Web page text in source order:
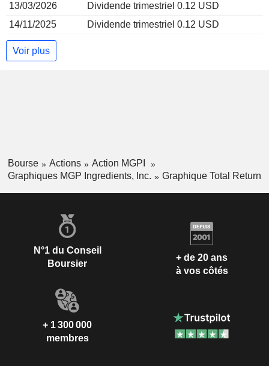
13/03/2026
Dividende trimestriel 0.12 USD
14/11/2025
Dividende trimestriel 0.12 USD
Voir plus
Bourse Actions
Action MGPI
Graphiques MGP Ingredients, Inc.
Graphique Total Return
N°1 du Conseil
Boursier
+ de 20 ans
à vos côtés
+ 1 300 000
membres